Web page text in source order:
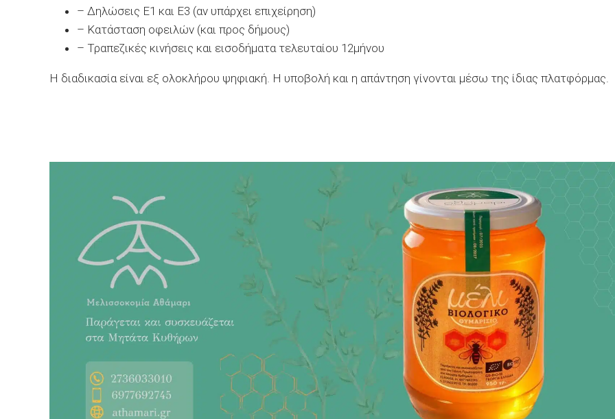
– Δηλώσεις Ε1 και Ε3 (αν υπάρχει επιχείρηση)
– Κατάσταση οφειλών (και προς δήμους)
– Τραπεζικές κινήσεις και εισοδήματα τελευταίου 12μήνου
Η διαδικασία είναι εξ ολοκλήρου ψηφιακή. Η υποβολή και η απάντηση γίνονται μέσω της ίδιας πλατφόρμας.